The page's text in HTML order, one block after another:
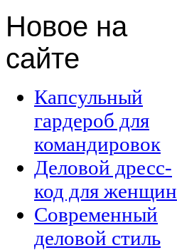
Новое на
сайте
Капсульный
гардероб для
командировок
Деловой дресс-
код для женщин
Современный
деловой стиль